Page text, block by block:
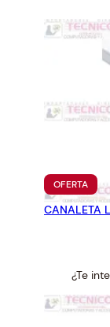
OFERTA
EN
CANALETA
¿Te